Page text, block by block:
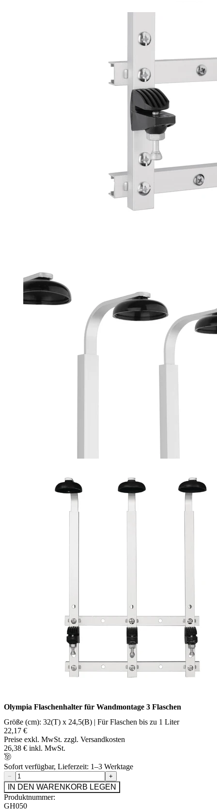
Olympia Flaschenhalter für Wandmontage 3 Flaschen
Größe (cm): 32(T) x 24,5(B) | Für Flaschen bis zu 1 Liter
22,17 €
Preise exkl. MwSt. zzgl. Versandkosten
26,38 € inkl. MwSt.
Sofort verfügbar, Lieferzeit: 1–3 Werktage
− +
IN DEN WARENKORB LEGEN
Produktnummer:
GH050